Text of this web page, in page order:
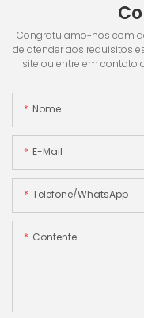
Congratulamo-nos com
de atender aos requisitos
site ou entre em contato
Nome
E-Mail
Telefone/WhatsApp
Contente